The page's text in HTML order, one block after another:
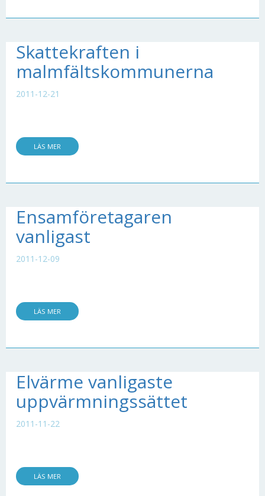
Skattekraften i
malmfältskommunerna
2011-12-21
LÄS MER
Ensamföretagaren
vanligast
2011-12-09
LÄS MER
Elvärme vanligaste
uppvärmningssättet
2011-11-22
LÄS MER